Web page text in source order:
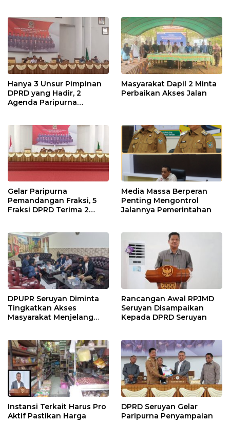
Hanya 3 Unsur Pimpinan
DPRD yang Hadir, 2
Agenda Paripurna
Masyarakat Dapil 2 Minta
Perbaikan Akses Jalan
Gelar Paripurna
Pemandangan Fraksi, 5
Fraksi DPRD Terima 2
Media Massa Berperan
Penting Mengontrol
Jalannya Pemerintahan
DPUPR Seruyan Diminta
Tingkatkan Akses
Masyarakat Menjelang
Rancangan Awal RPJMD
Seruyan Disampaikan
Kepada DPRD Seruyan
Instansi Terkait Harus Pro
Aktif Pastikan Harga
DPRD Seruyan Gelar
Paripurna Penyampaian